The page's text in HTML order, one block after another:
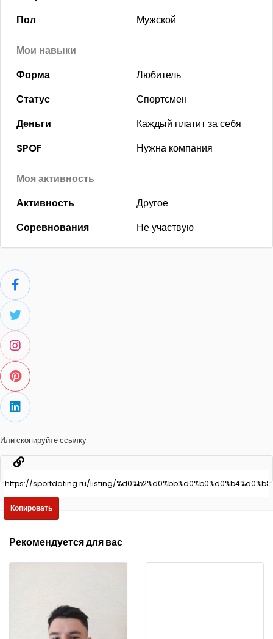
Пол
Мужской
Мои навыки
Форма
Любитель
Статус
Спортсмен
Деньги
Каждый платит за себя
SPOF
Нужна компания
Моя активность
Активность
Другое
Соревнования
Не участвую
Или скопируйте ссылку
Копировать
Рекомендуется для вас